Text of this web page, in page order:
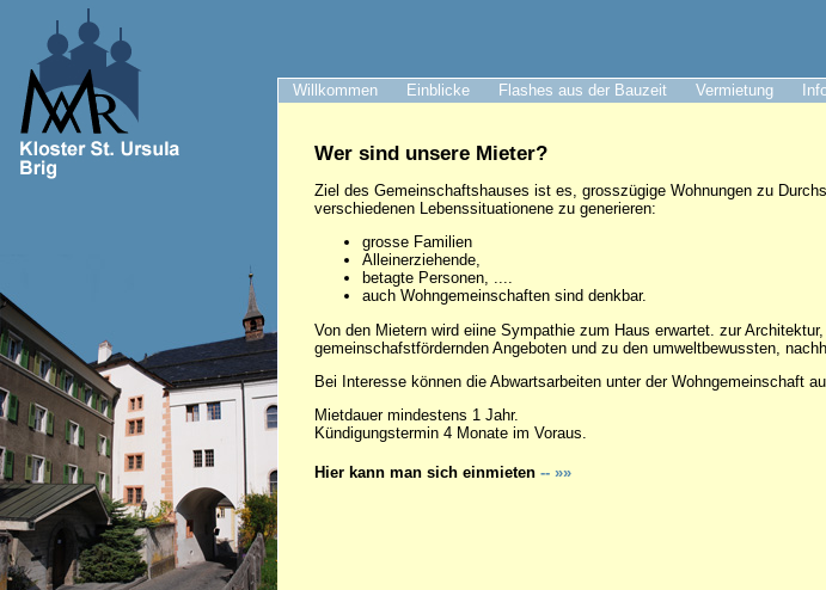
Willkommen Einblicke Flashes aus der Bauzeit Vermietung
Wer sind unsere Mieter?
Ziel des Gemeinschaftshauses ist es, grosszügige Wohnungen zu
verschiedenen Lebenssituationene zu generieren:
grosse Familien
Alleinerziehende,
betagte Personen, ....
auch Wohngemeinschaften sind denkbar.
Von den Mietern wird eiine Sympathie zum Haus erwartet. zur
gemeinschafstfördernden Angeboten und zu den umweltbewussten,
Bei Interesse können die Abwartsarbeiten unter der Wohngemeinschaft
Mietdauer mindestens 1 Jahr.
Kündigungstermin 4 Monate im Voraus.
Hier kann man sich einmieten -- »»